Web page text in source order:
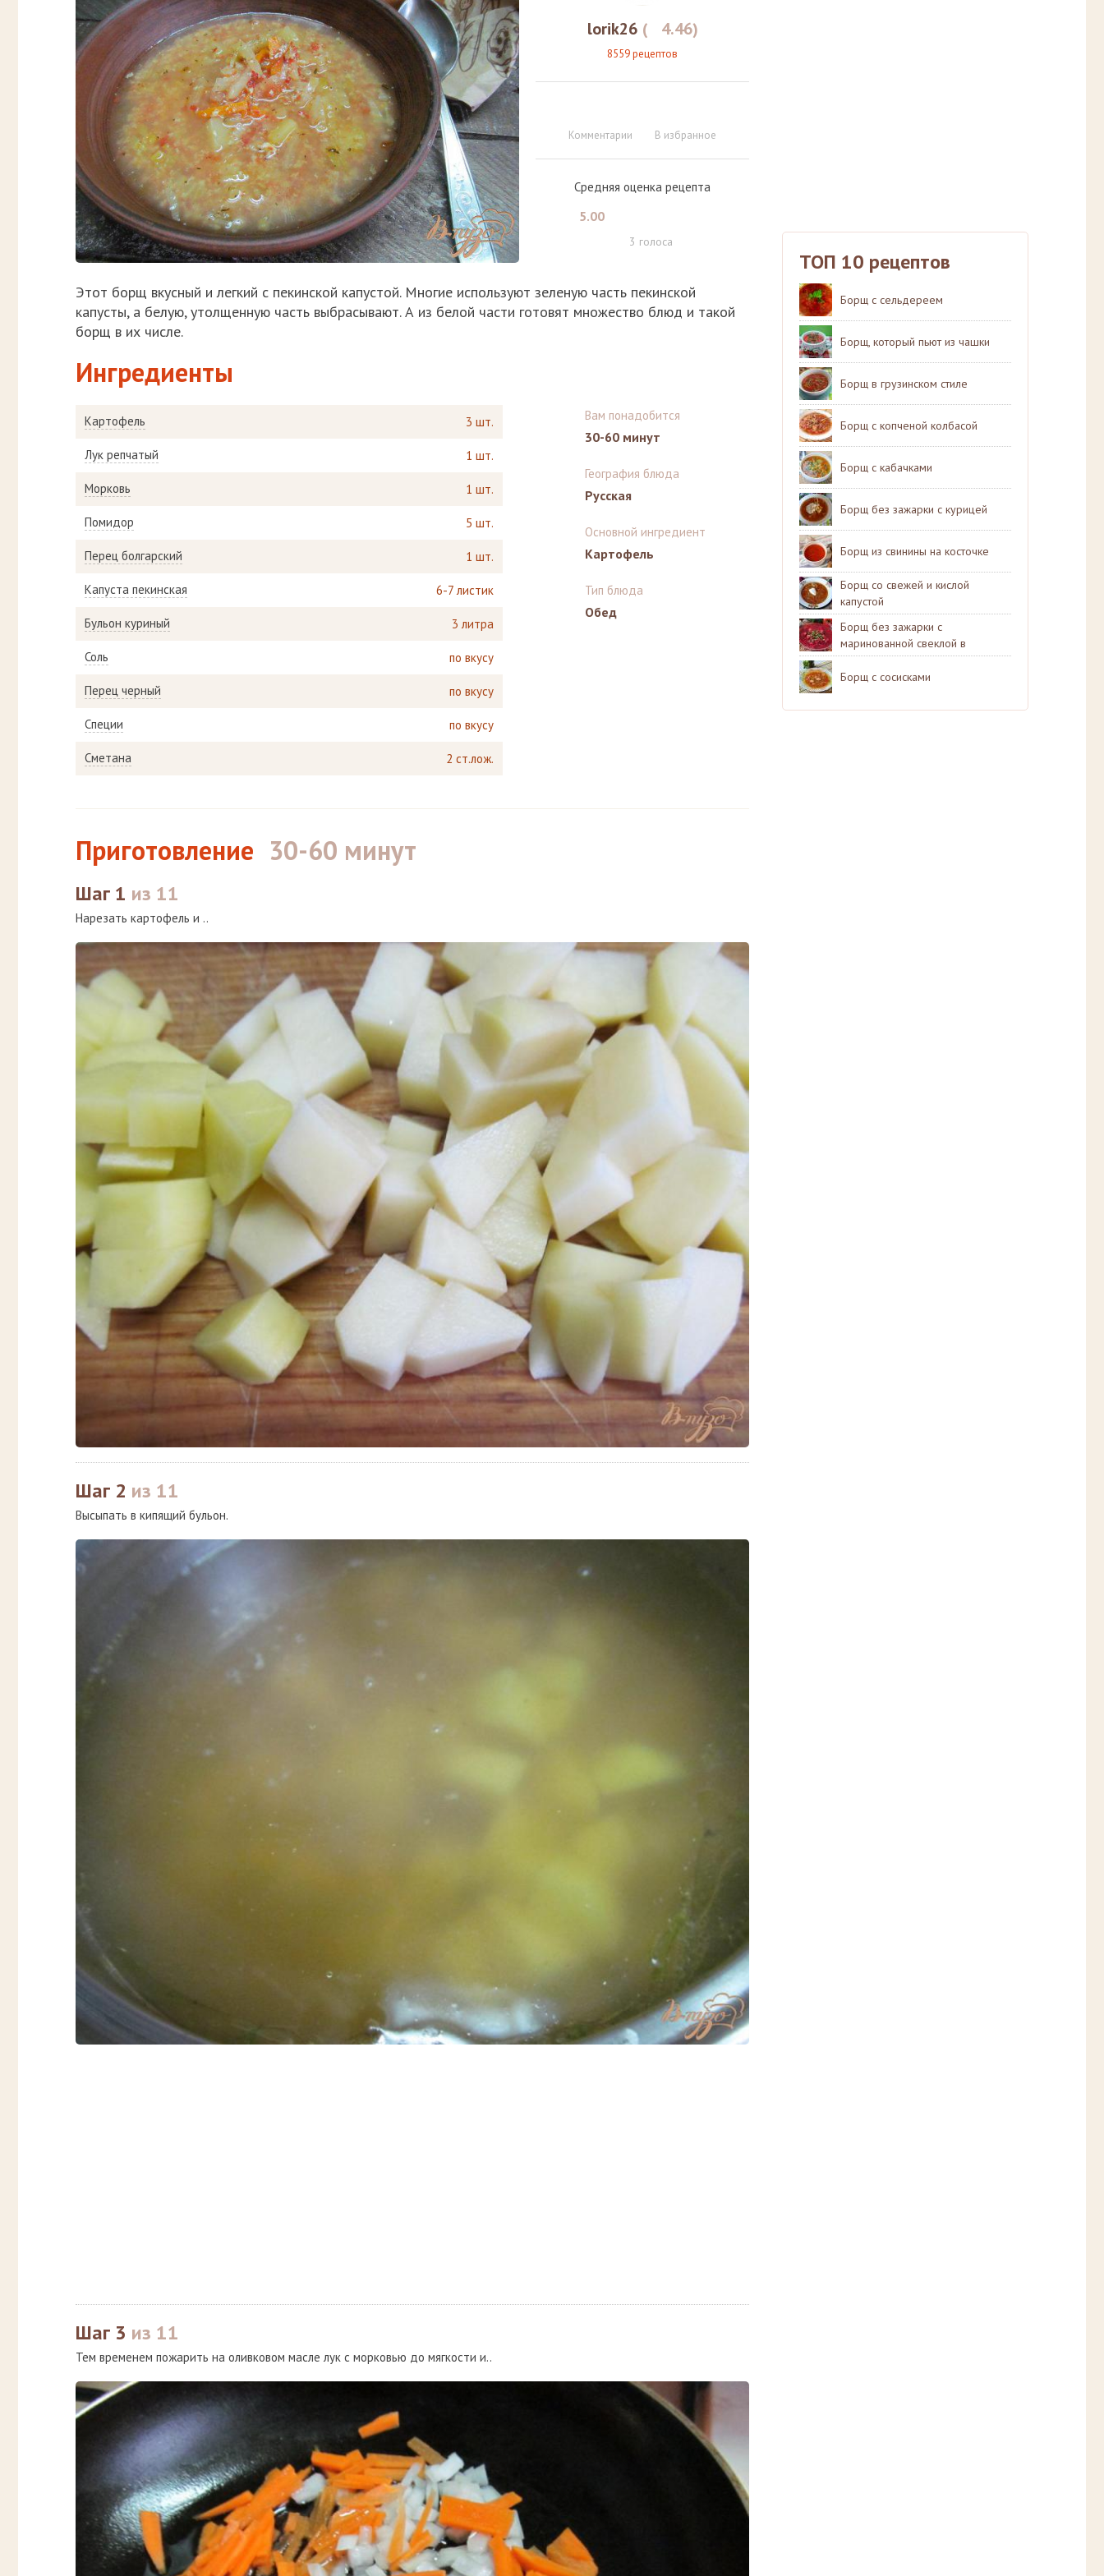
lorik26 ( 4.46)
8559 рецептов
Комментарии В избранное
Средняя оценка рецепта
5.00
3 голоса
Этот борщ вкусный и легкий с пекинской капустой. Многие используют зеленую часть пекинской
капусты, а белую, утолщенную часть выбрасывают. А из белой части готовят множество блюд и такой
борщ в их числе.
Ингредиенты
Картофель 3 шт.
Лук репчатый 1 шт.
Морковь 1 шт.
Помидор 5 шт.
Перец болгарский 1 шт.
Капуста пекинская 6-7 листик
Бульон куриный 3 литра
Соль по вкусу
Перец черный по вкусу
Специи по вкусу
Сметана 2 ст.лож.
Вам понадобится
30-60 минут
География блюда
Русская
Основной ингредиент
Картофель
Тип блюда
Обед
Приготовление 30-60 минут
Шаг 1 из 11
Нарезать картофель и ..
Шаг 2 из 11
Высыпать в кипящий бульон.
Шаг 3 из 11
Тем временем пожарить на оливковом масле лук с морковью до мягкости и..
ТОП 10 рецептов
Борщ с сельдереем
Борщ, который пьют из чашки
Борщ в грузинском стиле
Борщ с копченой колбасой
Борщ с кабачками
Борщ без зажарки с курицей
Борщ из свинины на косточке
Борщ со свежей и кислой
капустой
Борщ без зажарки с
маринованной свеклой в
мультиварке
Борщ с сосисками